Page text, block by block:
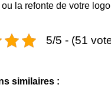
la refonte de votre
5/5 - (51
similaires :